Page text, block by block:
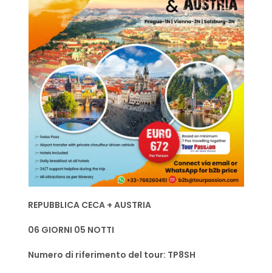
REPUBBLICA CECA + AUSTRIA
06 GIORNI 05 NOTTI
Numero di riferimento del tour: TP8SH